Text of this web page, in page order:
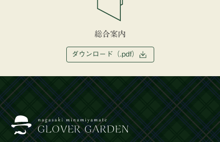
総合案内
ダウンロード（.pdf）